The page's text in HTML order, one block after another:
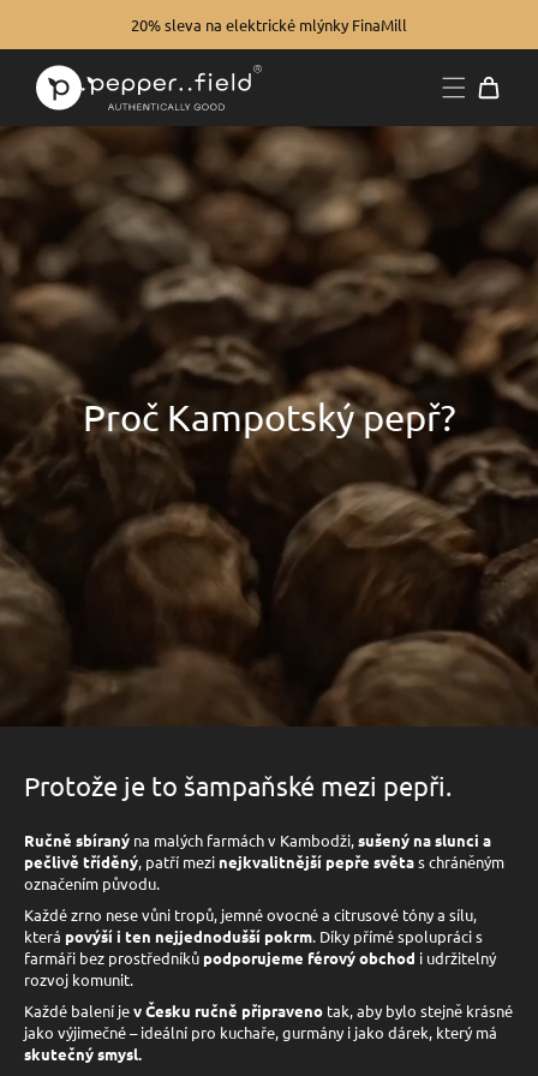
20% sleva na elektrické mlýnky FinaMill
Proč Kampotský pepř?
Protože je to šampaňské mezi pepři.
Ručně sbíraný na malých farmách v Kambodži,sušený na slunci a
pečlivě tříděný, patří mezi nejkvalitnější pepře světas chráněným
označením původu.
Každé zrno nese vůni tropů, jemné ovocné a citrusové tóny a sílu,
která povýší i ten nejjednodušší pokrm. Díky přímé spolupráci s
farmáři bez prostředníků podporujeme férový obchod i udržitelný
rozvoj komunit.
Každé balení jev Česku ručně připraveno tak, aby bylo stejně krásné
jako výjimečné – ideální pro kuchaře, gurmány i jako dárek, který má
skutečný smysl.